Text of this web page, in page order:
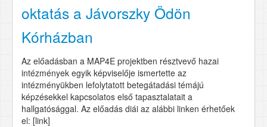
COVID-19
Tematikus anyagok
Adatlapok
GY.I.K.
oktatás a Jávorszky Ödön
Kórházban
Az előadásban a MAP4E projektben résztvevő hazai
intézmények egyik képviselője ismertette az
intézményükben lefolytatott betegátadási témájú
képzésekkel kapcsolatos első tapasztalatait a
hallgatósággal. Az előadás diái az alábbi linken érhetőek
el: [link]